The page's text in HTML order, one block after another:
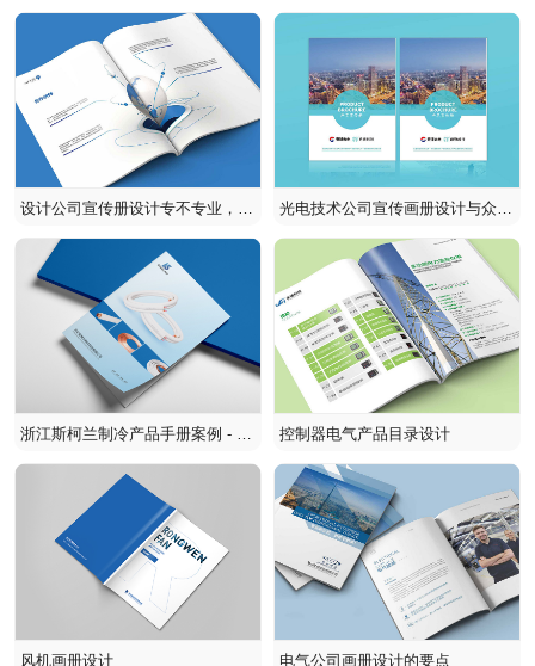
业！
设计公司宣传册设计专不专业，看
案例！
光电技术公司宣传画册设计与众不
同
浙江斯柯兰制冷产品手册案例 - 石
特广告打造制冷设备专业产品样
控制器电气产品目录设计
风机画册设计 电气公司画册设计的要点